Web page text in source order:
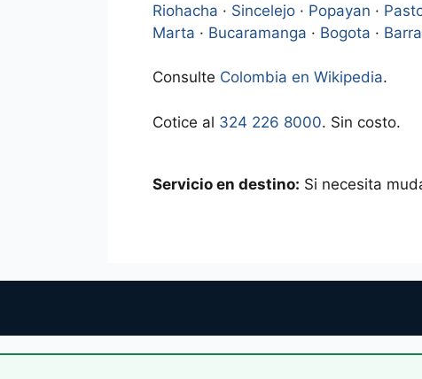
Riohacha · Sincelejo · Popayan ·
Marta · Bucaramanga · Bogota ·
Consulte Colombia en Wikipedia.
Cotice al 324 226 8000. Sin costo.
Servicio en destino: Si necesita